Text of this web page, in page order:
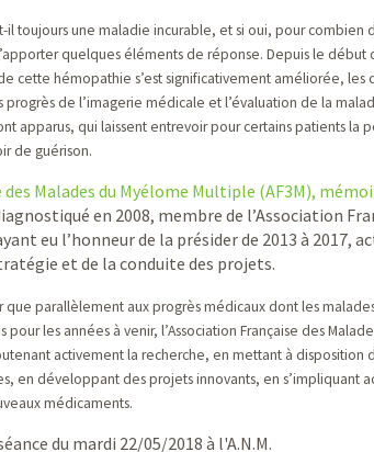
il toujours une maladie incurable, et si oui, pour combien
quelques éléments de réponse. Depuis le début
cette hémopathie s’est significativement améliorée, les
de l’imagerie médicale et l’évaluation de la
apparus, qui laissent entrevoir pour certains patients la
de guérison.
Malades du Myélome Multiple (AF3M),
en 2008, membre de l’Association
eu l’honneur de la présider de 2013 à 2017,
et de la conduite des projets.
que parallèlement aux progrès médicaux dont les
les années à venir, l’Association Française des
activement la recherche, en mettant à disposition
en développant des projets innovants, en s’impliquant
médicaments.
du mardi 22/05/2018 à l'A.N.M.